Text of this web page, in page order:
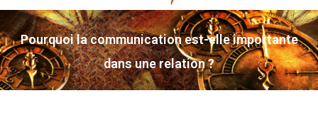
Pourquoi la communication est-elle importante
dans une relation ?
Vous êtes ici :